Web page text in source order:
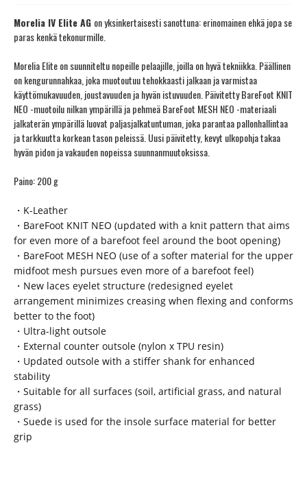
Morelia IV Elite AG on yksinkertaisesti sanottuna: erinomainen ehkä jopa se
paras kenkä tekonurmille.
Morelia Elite on suunniteltu nopeille pelaajille, joilla on hyvä tekniikka. Päällinen
on kengurunnahkaa, joka muotoutuu tehokkaasti jalkaan ja varmistaa
käyttömukavuuden, joustavuuden ja hyvän istuvuuden. Päivitetty BareFoot KNIT
NEO -muotoilu nilkan ympärillä ja pehmeä BareFoot MESH NEO -materiaali
jalkaterän ympärillä luovat paljasjalkatuntuman, joka parantaa pallonhallintaa
ja tarkkuutta korkean tason peleissä. Uusi päivitetty, kevyt ulkopohja takaa
hyvän pidon ja vakauden nopeissa suunnanmuutoksissa.
Paino: 200 g
・K-Leather
・BareFoot KNIT NEO (updated with a knit pattern that aims
for even more of a barefoot feel around the boot opening)
・BareFoot MESH NEO (use of a softer material for the upper
midfoot mesh pursues even more of a barefoot feel)
・New laces eyelet structure (redesigned eyelet
arrangement minimizes creasing when flexing and conforms
better to the foot)
・Ultra-light outsole
・External counter outsole (nylon x TPU resin)
・Updated outsole with a stiffer shank for enhanced
stability
・Suitable for all surfaces (soil, artificial grass, and natural
grass)
・Suede is used for the insole surface material for better
grip